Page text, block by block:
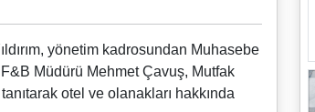
yönetim kadrosundan Muhasebe
Müdürü Mehmet Çavuş, Mutfak
otel ve olanakları hakkında